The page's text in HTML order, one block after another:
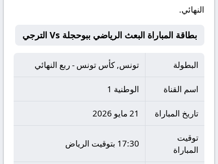
النهائي.
بطاقة المباراة البعث الرياضي ببوحجلة Vs الترجي
البطولة تونس, كأس تونس - ربع النهائي
اسم القناة الوطنية 1
تاريخ المباراة 21 مايو 2026
توقيت
المباراة
17:30 بتوقيت الرياض